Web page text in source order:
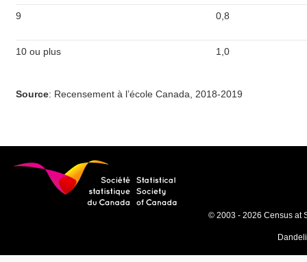
9 0,8
10 ou plus 1,0
Source: Recensement à l’école Canada, 2018-2019
© 2003 - 2026 Census at